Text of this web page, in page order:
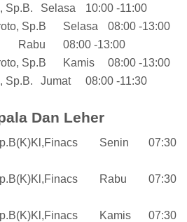
Sp.B.
Selasa
10:00 -11:00
Sp.B
Selasa
08:00 -13:00
Rabu
08:00 -13:00
Sp.B
Kamis
08:00 -13:00
Sp.B.
Jumat 08:00 -11:30
Dan Leher
Senin
07:30
Rabu
07:30
Kamis 07:30